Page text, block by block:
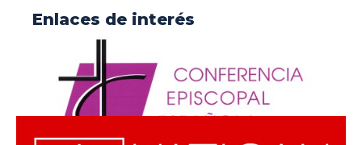
Enlaces de interés